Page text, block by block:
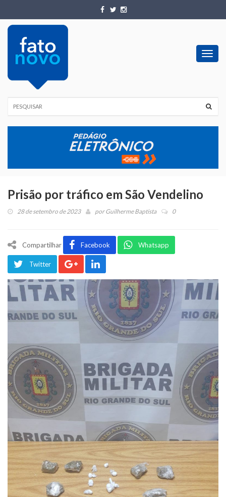
Prisão por tráfico em São Vendelino
28 de setembro de 2023 porGuilherme Baptista 0
Compartilhar Facebook Whatsapp
Twitter